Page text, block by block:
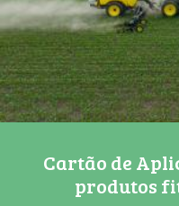
Cartão de
produtos